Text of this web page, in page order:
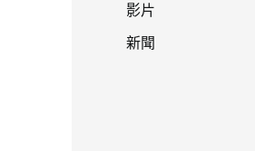
影片
新聞